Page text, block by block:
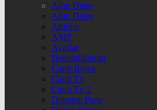
Altın Detay
Altın Detay
Altınlar
AMP
Ayarlar
Beğendiklerim
Canlı Borsa
Canlı Tv
Canlı Tv 2
Deneme Page